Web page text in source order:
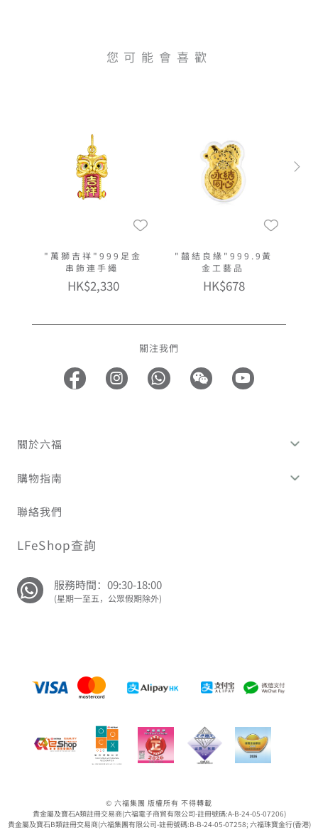
您可能會喜歡
"萬獅吉祥"999足金
串飾連手繩
HK$2,330
"囍結良緣"999.9黃
金工藝品
HK$678
關注我們
關於六福
購物指南
聯絡我們
LFeShop查詢
服務時間：09:30-18:00
(星期一至五，公眾假期除外)
© 六福集團 版權所有 不得轉載
貴金屬及寶石A類註冊交易商(六福電子商貿有限公司-註冊號碼:A-B-24-05-07206)
貴金屬及寶石B類註冊交易商(六福集團有限公司-註冊號碼:B-B-24-05-07258; 六福珠寶金行(香港)